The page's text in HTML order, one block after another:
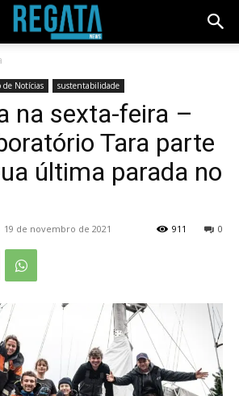
de Notícias sustentabilidade
na sexta-feira –
Tara parte
última parada no
19 de novembro de 2021 0
911